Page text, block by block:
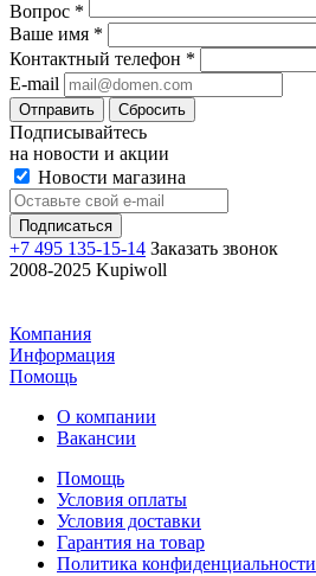
Вопрос *
Ваше имя *
Контактный телефон *
E-mail
Отправить Сбросить
Подписывайтесь
на новости и акции
Новости магазина
+7 495 135-15-14 Заказать звонок
2008-2025 Kupiwoll
Компания
Информация
Помощь
О компании
Вакансии
Помощь
Условия оплаты
Условия доставки
Гарантия на товар
Политика конфиденциальности